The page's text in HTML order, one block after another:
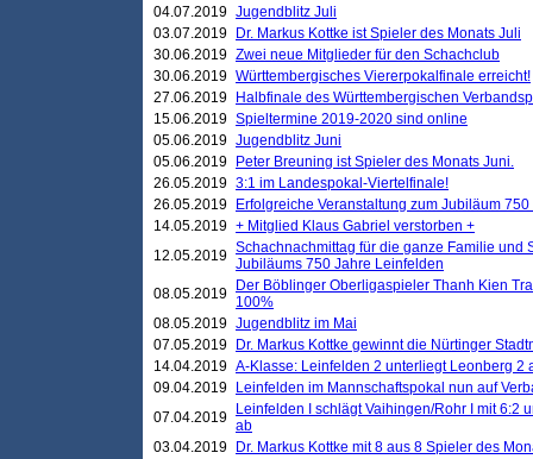
04.07.2019 Jugendblitz Juli
03.07.2019
Dr. Markus Kottke ist Spieler des Monats Juli
30.06.2019 Zwei neue Mitglieder für den Schachclub
30.06.2019 Württembergisches Viererpokalfinale erreicht!
27.06.2019
Halbfinale des Württembergischen
15.06.2019 Spieltermine 2019-2020 sind online
05.06.2019 Jugendblitz Juni
05.06.2019
Peter Breuning ist Spieler des Monats Juni.
26.05.2019 3:1 im Landespokal-Viertelfinale!
26.05.2019
Erfolgreiche Veranstaltung zum Jubiläum
14.05.2019 + Mitglied Klaus Gabriel verstorben +
12.05.2019 Schachnachmittag für die ganze Familie und
Jubiläums 750 Jahre Leinfelden
08.05.2019
Der Böblinger Oberligaspieler Thanh Kien
100%
08.05.2019 Jugendblitz im Mai
07.05.2019
Dr. Markus Kottke gewinnt die Nürtinger
14.04.2019 A-Klasse: Leinfelden 2 unterliegt Leonberg 2
09.04.2019
Leinfelden im Mannschaftspokal nun auf
07.04.2019
Leinfelden I schlägt Vaihingen/Rohr I mit 6:2
ab
03.04.2019
Dr. Markus Kottke mit 8 aus 8 Spieler des